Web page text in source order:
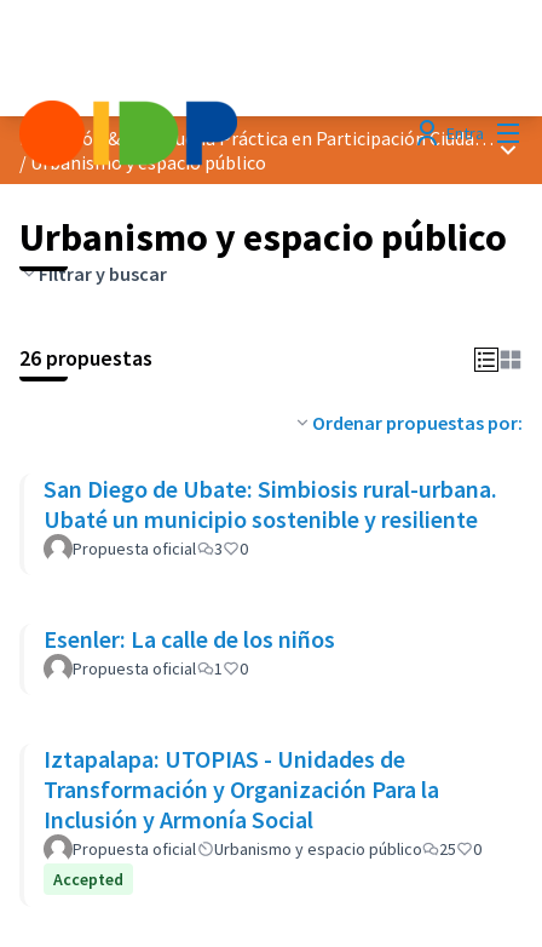
EntraDistinción &quot;Buena Práctica en Participación Ciudadana&quot; 2024
/Urbanismo y espacio público
Urbanismo y espacio público
Filtrar y buscar
26 propuestas
Ordenar propuestas por:
San Diego de Ubate: Simbiosis rural-urbana.
Ubaté un municipio sostenible y resiliente
Propuesta oficial 3 0
Esenler: La calle de los niños
Propuesta oficial 1 0
Iztapalapa: UTOPIAS - Unidades de
Transformación y Organización Para la
Inclusión y Armonía Social
Propuesta oficial Urbanismo y espacio público 25
0
Accepted